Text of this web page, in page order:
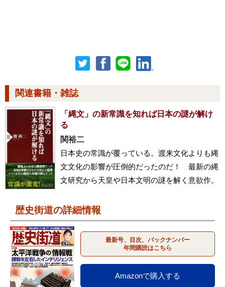
関連書籍・雑誌
「縄文」の新常識を知れば日本の謎が解け
る
関裕二
日本史の常識が覆っている。渡来文化よりも縄
文文化の影響が圧倒的だったのだ！ 最新の縄
文研究から天皇や日本文明の謎を解く意欲作。
歴史街道の詳細情報
最新号、目次、バックナンバー
年間購読はこちら
Amazonで購入する